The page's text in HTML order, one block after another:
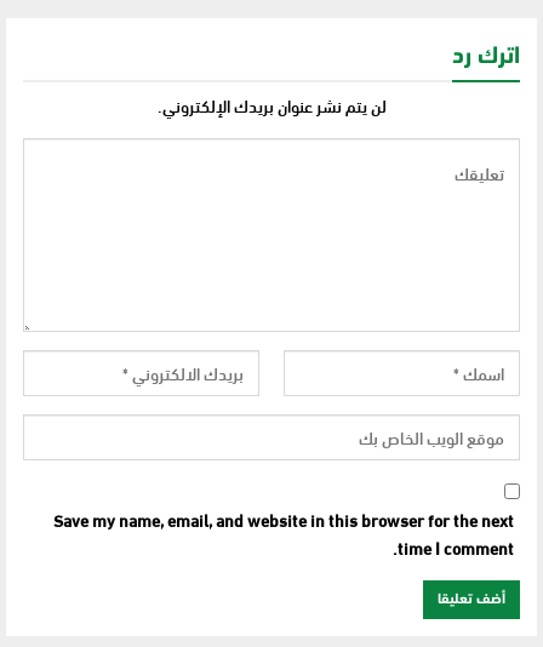
اترك رد
لن يتم نشر عنوان بريدك الإلكتروني.
Save my name, email, and website in this browser for the next
time I comment.